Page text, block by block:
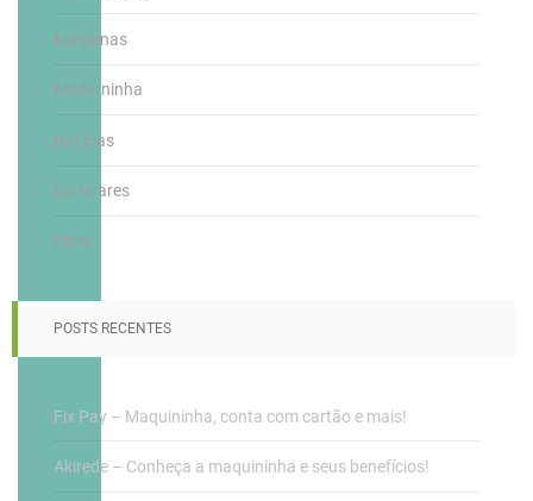
Maquinas
Moderninha
Notícias
Softwares
Úteis
POSTS RECENTES
Fix Pay – Maquininha, conta com cartão e mais!
Akirede – Conheça a maquininha e seus benefícios!